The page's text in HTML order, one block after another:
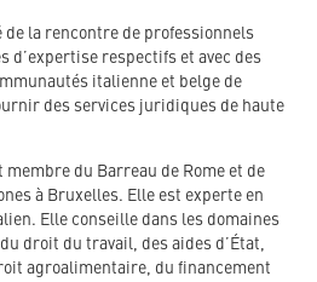
de la rencontre de professionnels
d’expertise respectifs et avec des
italienne et belge de
des services juridiques de haute
membre du Barreau de Rome et de
à Bruxelles. Elle est experte en
Elle conseille dans les domaines
droit du travail, des aides d’État,
agroalimentaire, du financement